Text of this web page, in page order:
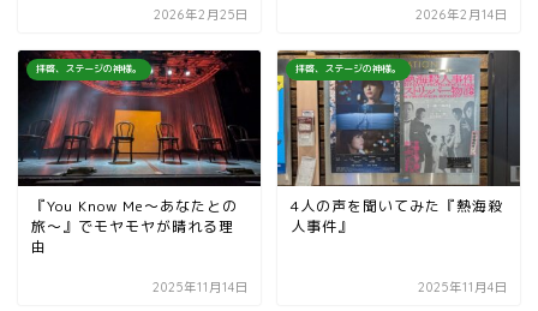
2026年2月25日 2026年2月14日
拝啓、ステージの神様。
『You Know Me～あなたとの
旅～』でモヤモヤが晴れる理
由
2025年11月14日
拝啓、ステージの神様。
4人の声を聞いてみた『熱海殺
人事件』
2025年11月4日